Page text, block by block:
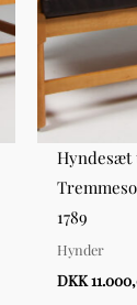
Hyndesæt
1789
Hynder
DKK